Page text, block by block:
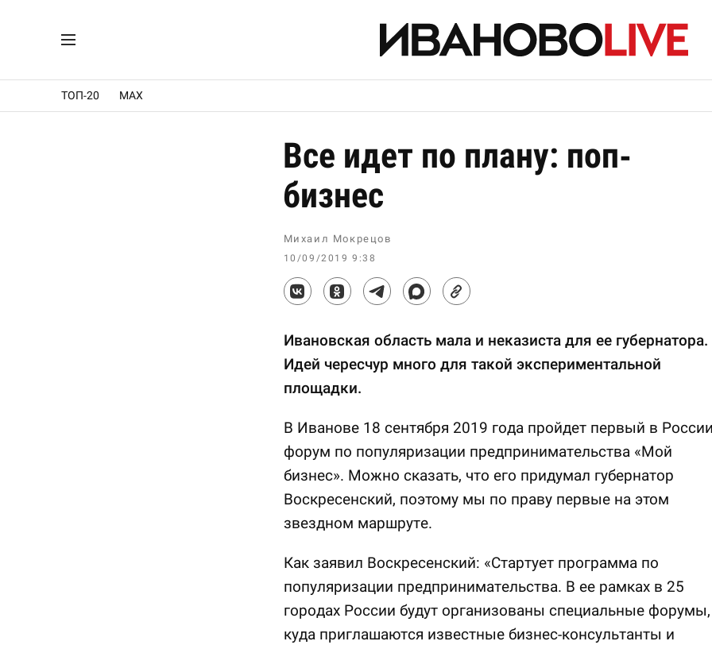
ТОП-20 MAX
Все идет по плану: поп-
бизнес
Михаил Мокрецов
10/09/2019 9:38
Ивановская область мала и неказиста для ее губернатора.
Идей чересчур много для такой экспериментальной
площадки.
В Иванове 18 сентября 2019 года пройдет первый в России
форум по популяризации предпринимательства «Мой
бизнес». Можно сказать, что его придумал губернатор
Воскресенский, поэтому мы по праву первые на этом
звездном маршруте.
Как заявил Воскресенский: «Стартует программа по
популяризации предпринимательства. В ее рамках в 25
городах России будут организованы специальные форумы,
куда приглашаются известные бизнес-консультанты и